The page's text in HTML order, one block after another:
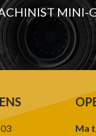
MINI-
Ma